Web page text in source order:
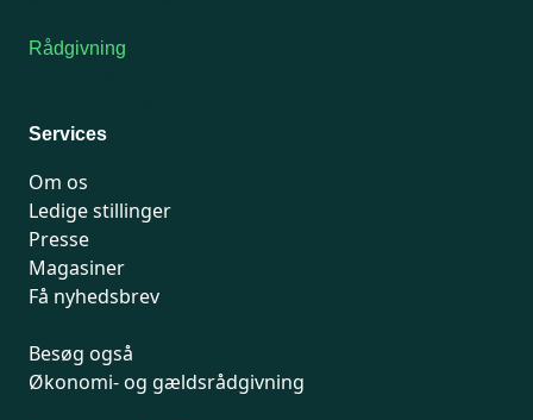
Rådgivning
Services
Om os
Ledige stillinger
Presse
Magasiner
Få nyhedsbrev
Besøg også
Økonomi- og gældsrådgivning